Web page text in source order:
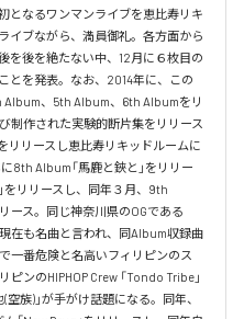
となるワンマンライブを恵比寿リキ
イブながら、満員御礼。各方面から
を後を絶たない中、12月に６枚目の
とを発表。なお、2014年に、この
、5th Album、6th Albumをリ
制作された実験的断片集をリリース
リリースし恵比寿リキッドルームに
8th Album「馬鹿と鋏と」をリリー
をリリースし、同年３月、9th
ース。同じ神奈川県のOGである
現在も名曲と言われ、同Album収録曲
一番危険と名高いフィリピンのス
ピンのHIPHOP Crew 「Tondo Tribe」
族)」が手がけ話題になる。同年、